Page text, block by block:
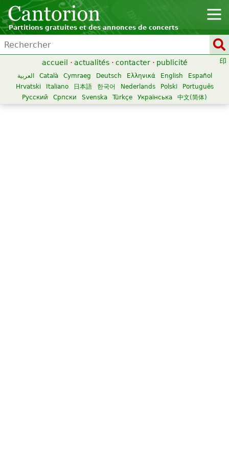
Partitions gratuites et des annonces de concerts
accueil · actualités · contacter · publicité
العربية Català Cymraeg Deutsch Ελληνικά English
Español
Hrvatski
Italiano 日本語 한국어 Nederlands Polski
Português
Русский
Српски Svenska Türkçe Українська 中文(简体)